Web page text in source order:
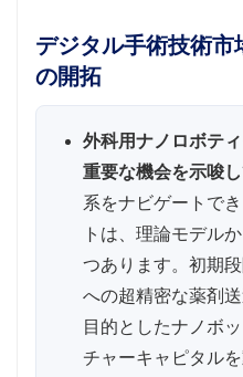
デジタル手術技術
の開拓
外科用ナノロボテ
重要な機会を示唆し
系をナビゲートで
トは、理論モデル
つあります。初期
への超精密な薬剤
目的としたナノボ
チャーキャピタル